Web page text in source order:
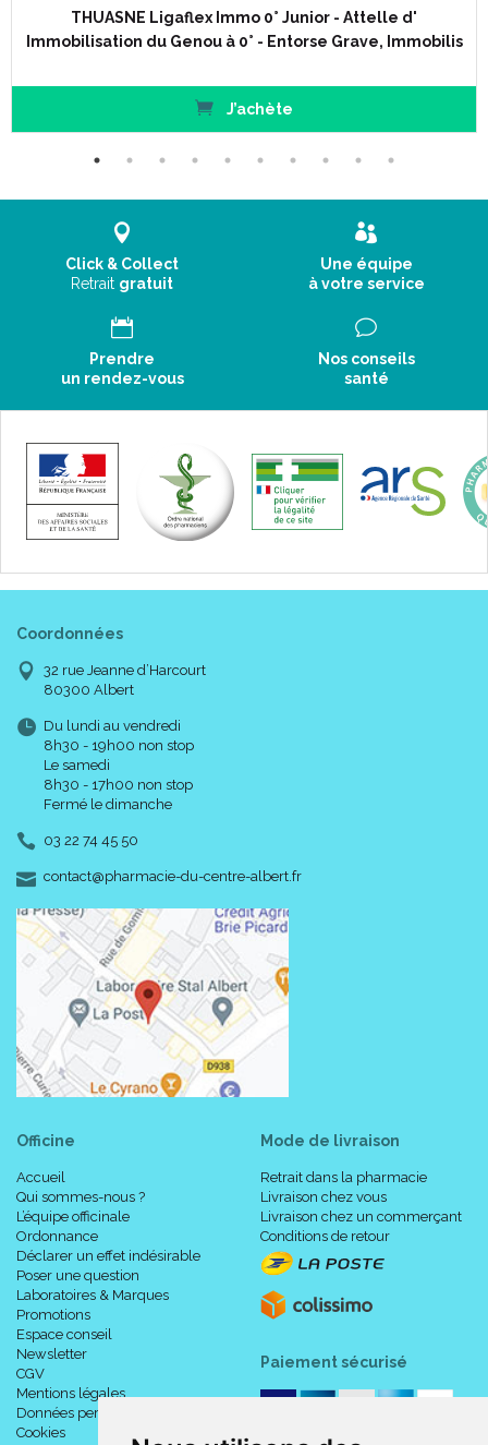
Caractéristiques :
Tissu doux, sans latex.
65 % d’ allongement pour une force de 45 cN/cm.
Marquage CE.
Largeur :
Longueur :
5 m
Existe aussi en largeur :
Composition :
Viscose, polyester, polyamide, élasthanne.
Code ACL : 9721244
Code EAN : 340109721449
THUASNE Ligaflex Immo 0° Junior - Attelle d'
Immobilisation du Genou à 0° - Entorse Grave, Immobilis
J’achète
Click & Collect
Retrait gratuit
Une équipe
à votre service
Prendre
un rendez-vous
Nos conseils
santé
Coordonnées
32 rue Jeanne d’Harcourt
80300 Albert
Du lundi au vendredi
8h30 - 19h00 non stop
Le samedi
8h30 - 17h00 non stop
Fermé le dimanche
03 22 74 45 50
contact-
@-
pharmacie-du-centre-albert.fr
Officine
Accueil
Qui sommes-nous ?
L’équipe officinale
Ordonnance
Déclarer un effet indésirable
Poser une question
Laboratoires & Marques
Promotions
Espace conseil
Newsletter
CGV
Mentions légales
Données personnelles
Cookies
Mode de livraison
Retrait dans la pharmacie
Livraison chez vous
Livraison chez un commerçant
Conditions de retour
Paiement sécurisé